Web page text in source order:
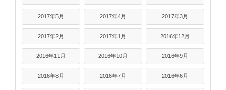
2017年5月 2017年4月 2017年3月
2017年2月 2017年1月 2016年12月
2016年11月 2016年10月 2016年9月
2016年8月 2016年7月 2016年6月